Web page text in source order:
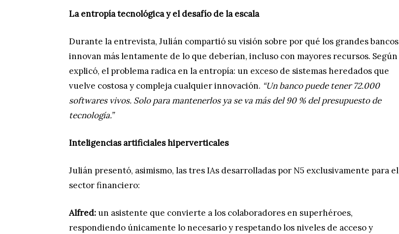
La entropía tecnológica y el desafío de la escala
Durante la entrevista, Julián compartió su visión sobre por qué los grandes bancos
innovan más lentamente de lo que deberían, incluso con mayores recursos. Según
explicó, el problema radica en la entropía: un exceso de sistemas heredados que
vuelve costosa y compleja cualquier innovación. “Un banco puede tener 72.000
softwares vivos. Solo para mantenerlos ya se va más del 90 % del presupuesto de
tecnología.”
Inteligencias artificiales hiperverticales
Julián presentó, asimismo, las tres IAs desarrolladas por N5 exclusivamente para el
sector financiero:
Alfred: un asistente que convierte a los colaboradores en superhéroes,
respondiendo únicamente lo necesario y respetando los niveles de acceso y